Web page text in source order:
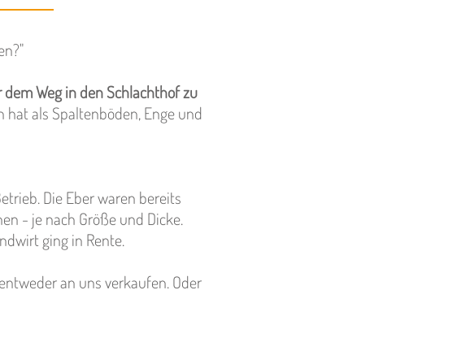
dem Weg in den Schlachthof zu
hat als Spaltenböden, Enge und
Die Eber waren bereits
- je nach Größe und Dicke.
ging in Rente.
an uns verkaufen. Oder